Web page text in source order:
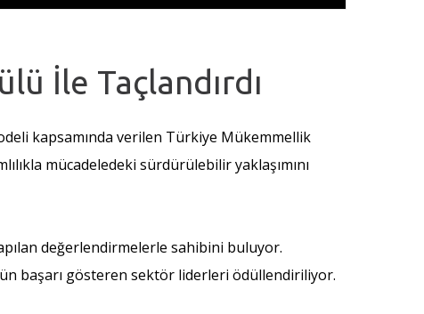
İle Taçlandırdı
kapsamında verilen Türkiye Mükemmellik
mücadeledeki sürdürülebilir yaklaşımını
değerlendirmelerle sahibini buluyor.
başarı gösteren sektör liderleri ödüllendiriliyor.